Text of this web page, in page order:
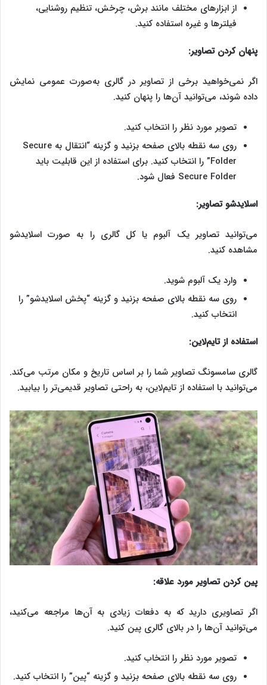
از ابزارهای مختلف مانند برش، چرخش، تنظیم روشنایی،
فیلترها و غیره استفاده کنید.
پنهان کردن تصاویر:
اگر نمی‌خواهید برخی از تصاویر در گالری به‌صورت عمومی نمایش
داده شوند، می‌توانید آن‌ها را پنهان کنید.
تصویر مورد نظر را انتخاب کنید.
روی سه نقطه بالای صفحه بزنید و گزینه “انتقال به Secure
Folder” را انتخاب کنید. برای استفاده از این قابلیت باید
Secure Folder فعال شود.
اسلایدشو تصاویر:
می‌توانید تصاویر یک آلبوم یا کل گالری را به صورت اسلایدشو
مشاهده کنید.
وارد یک آلبوم شوید.
روی سه نقطه بالای صفحه بزنید و گزینه “پخش اسلایدشو” را
انتخاب کنید.
استفاده از تایم‌لاین:
گالری سامسونگ تصاویر شما را بر اساس تاریخ و مکان مرتب می‌کند.
می‌توانید با استفاده از تایم‌لاین، به راحتی تصاویر قدیمی‌تر را بیابید.
پین کردن تصاویر مورد علاقه:
اگر تصاویری دارید که به دفعات زیادی به آن‌ها مراجعه می‌کنید،
می‌توانید آن‌ها را در بالای گالری پین کنید.
تصویر مورد نظر را انتخاب کنید.
روی سه نقطه بالای صفحه بزنید و گزینه “پین” را انتخاب کنید.